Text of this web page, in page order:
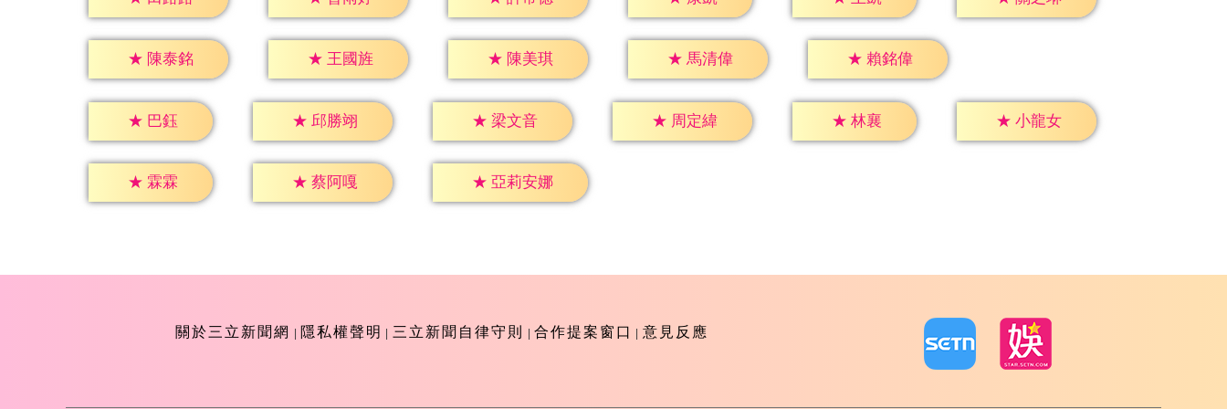
★ 陳泰銘 ★ 王國旌 ★ 陳美琪 ★ 馬清偉 ★ 賴銘偉
★ 巴鈺 ★ 邱勝翊 ★ 梁文音 ★ 周定緯 ★ 林襄 ★ 小龍女
★ 霖霖 ★ 蔡阿嘎 ★ 亞莉安娜
關於三立新聞網 隱私權聲明 三立新聞自律守則 合作提案窗口 意見反應